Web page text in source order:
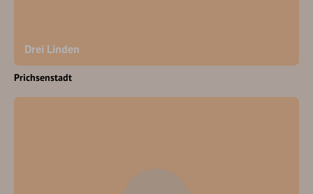
Drei Linden
Prichsenstadt